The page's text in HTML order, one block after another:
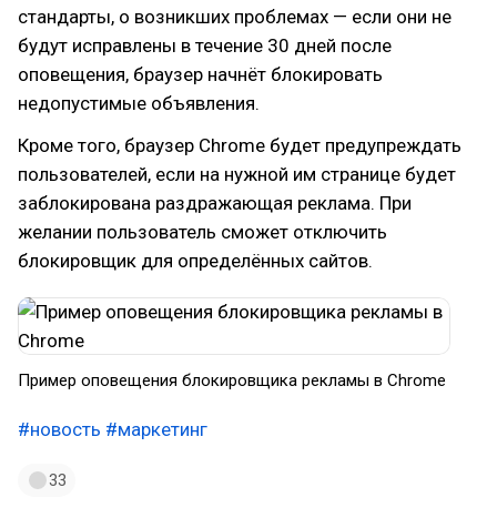
стандарты, о возникших проблемах — если они не
будут исправлены в течение 30 дней после
оповещения, браузер начнёт блокировать
недопустимые объявления.
Кроме того, браузер Chrome будет предупреждать
пользователей, если на нужной им странице будет
заблокирована раздражающая реклама. При
желании пользователь сможет отключить
блокировщик для определённых сайтов.
Пример оповещения блокировщика рекламы в Chrome
#новость #маркетинг
33